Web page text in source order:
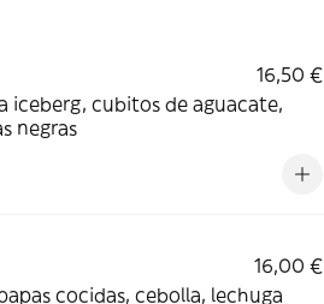
16,50 €
iceberg, cubitos de aguacate,
negras
16,00 €
cocidas, cebolla, lechuga